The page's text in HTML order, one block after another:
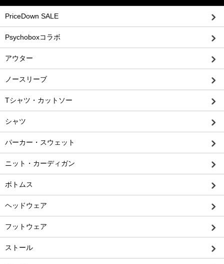
PriceDown SALE
Psychoboxコラボ
アウター
ノースリーブ
Tシャツ・カットソー
シャツ
パーカー・スウェット
ニット・カーディガン
ボトムス
ヘッドウェア
フットウェア
ストール